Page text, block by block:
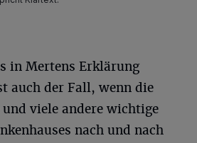
in Mertens Erklärung
auch der Fall, wenn die
viele andere wichtige
nach und nach